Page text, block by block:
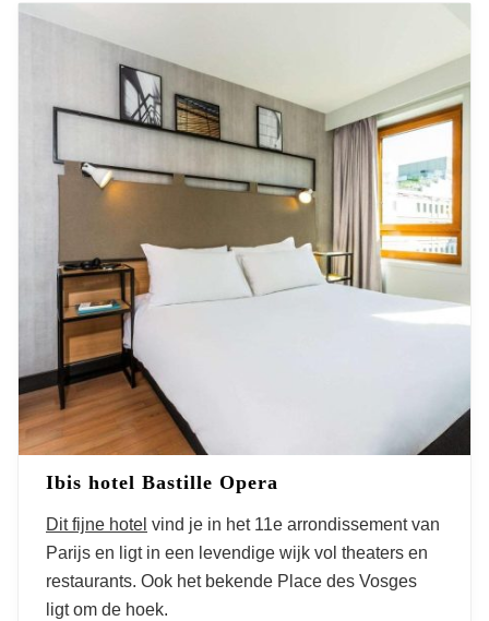
Ibis hotel Bastille Opera
Dit fijne hotel vind je in het 11e arrondissement van
Parijs en ligt in een levendige wijk vol theaters en
restaurants. Ook het bekende Place des Vosges
ligt om de hoek.